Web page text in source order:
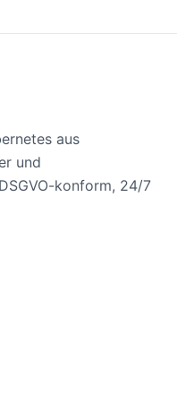
aus
und
konform, 24/7